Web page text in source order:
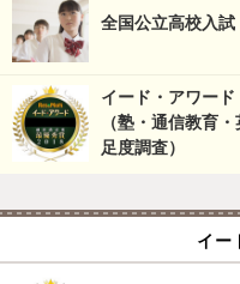
全国公立高校入試
イード・アワード
（塾・通信教育
足度調査）
イー